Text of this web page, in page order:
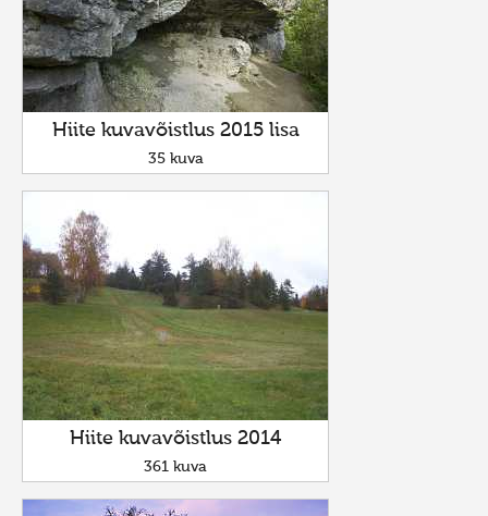
Hiite kuvavõistlus 2015 lisa
35 kuva
Hiite kuvavõistlus 2014
361 kuva